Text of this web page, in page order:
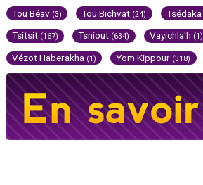
Tou Béav (3) Tou Bichvat (24) Tsédaka
Tsitsit (167) Tsniout (634) Vayichla'h (1)
Vézot Haberakha (1) Yom Kippour (318)